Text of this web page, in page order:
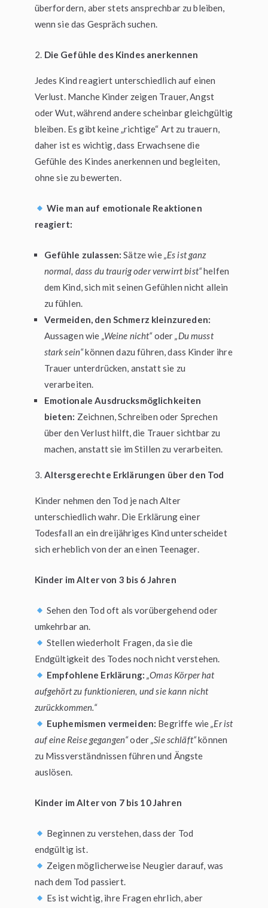
überfordern, aber stets ansprechbar zu bleiben,
wenn sie das Gespräch suchen.
Die Gefühle des Kindes anerkennen
Jedes Kind reagiert unterschiedlich auf einen
Verlust. Manche Kinder zeigen Trauer, Angst
oder Wut, während andere scheinbar gleichgültig
bleiben. Es gibt keine „richtige“ Art zu trauern,
daher ist es wichtig, dass Erwachsene die
Gefühle des Kindes anerkennen und begleiten,
ohne sie zu bewerten.
Wie man auf emotionale Reaktionen
reagiert:
Gefühle zulassen: Sätze wie„Es ist ganz
normal, dass du traurig oder verwirrt bist“helfen
dem Kind, sich mit seinen Gefühlen nicht allein
zu fühlen.
Vermeiden, den Schmerz kleinzureden:
Aussagen wie „Weine nicht“oder„Du musst
stark sein“können dazu führen, dass Kinder ihre
Trauer unterdrücken, anstatt sie zu
verarbeiten.
Emotionale Ausdrucksmöglichkeiten
bieten: Zeichnen, Schreiben oder Sprechen
über den Verlust hilft, die Trauer sichtbar zu
machen, anstatt sie im Stillen zu verarbeiten.
Altersgerechte Erklärungen über den Tod
Kinder nehmen den Tod je nach Alter
unterschiedlich wahr. Die Erklärung einer
Todesfall an ein dreijähriges Kind unterscheidet
sich erheblich von der an einen Teenager.
Kinder im Alter von 3 bis 6 Jahren
Sehen den Tod oft als vorübergehend oder
umkehrbar an.
Stellen wiederholt Fragen, da sie die
Endgültigkeit des Todes noch nicht verstehen.
Empfohlene Erklärung: „Omas Körper hat
aufgehört zu funktionieren, und sie kann nicht
zurückkommen.“
Euphemismen vermeiden: Begriffe wie„Er ist
auf eine Reise gegangen“oder„Sie schläft“können
zu Missverständnissen führen und Ängste
auslösen.
Kinder im Alter von 7 bis 10 Jahren
Beginnen zu verstehen, dass der Tod
endgültig ist.
Zeigen möglicherweise Neugier darauf, was
nach dem Tod passiert.
Es ist wichtig, ihre Fragen ehrlich, aber